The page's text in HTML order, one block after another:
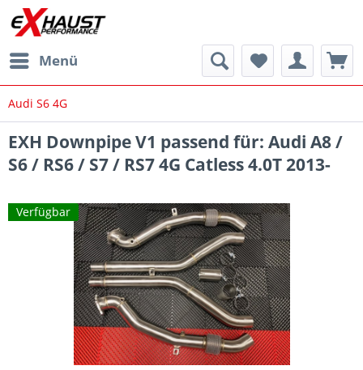
Menü
Audi S6 4G
EXH Downpipe V1 passend für: Audi A8 /
S6 / RS6 / S7 / RS7 4G Catless 4.0T 2013-
Verfügbar